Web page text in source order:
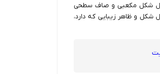
دلیل شکل مکعبی و صاف سطحی
و ظاهر زیبایی که دارد،